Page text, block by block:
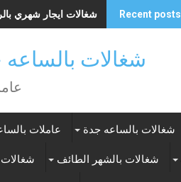
Recent posts شغالات ايجار شهري بالرياض
شغالات بالساعه جده 0594158368-
شغالات بالساعه جدة عاملات
شغالات بالشهر الطائف شغالات